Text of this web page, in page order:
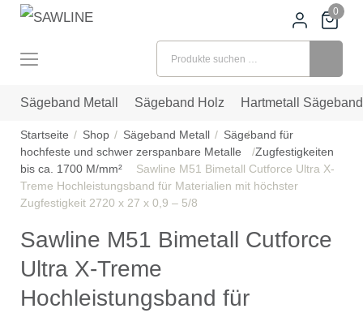
0
Sägeband Metall Sägeband Holz Hartmetall Sägeband
Startseite Shop Sägeband Metall
Sägeband für
hochfeste und schwer zerspanbare Metalle
Zugfestigkeiten
bis ca. 1700 M/mm²
Sawline M51 Bimetall Cutforce Ultra X-
Treme Hochleistungsband für Materialien mit höchster
Zugfestigkeit 2720 x 27 x 0,9 – 5/8
Sawline M51 Bimetall Cutforce
Ultra X-Treme
Hochleistungsband für